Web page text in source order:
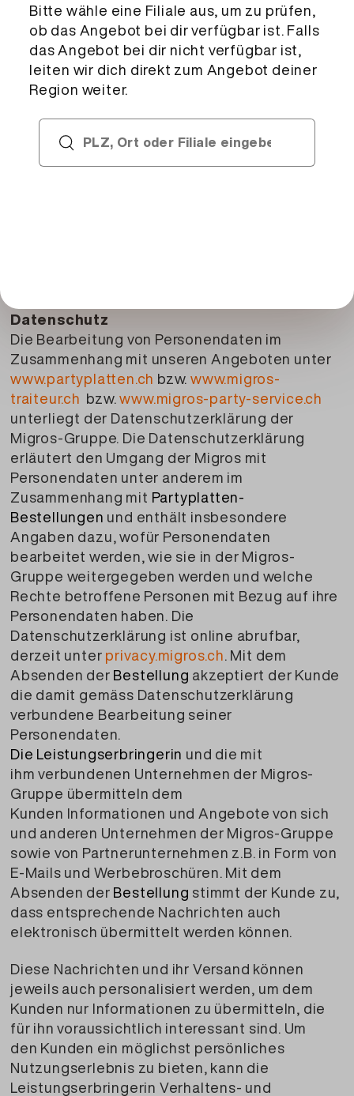
Mangel vorliegt, eine Preisminderung
vornehmen oder nach seiner Wahl vom Vertrag
zurücktreten.
Die Gewährleistung erstreckt sich nicht auf
natürliche Abnutzung, Feuchtigkeit, starke
Erwärmung oder unsachgemässe Behandlung
oder unsachgemässe Lagerung entstehen. In
Datenschutz
Die Bearbeitung von Personendaten im
Zusammenhang mit unseren Angeboten unter
www.partyplatten.ch bzw.www.migros-
traiteur.ch bzw.www.migros-party-service.ch
unterliegt der Datenschutzerklärung der
Migros-Gruppe. Die Datenschutzerklärung
erläutert den Umgang der Migros mit
Personendaten unter anderem im
Zusammenhang mit Partyplatten-
Bestellungen und enthält insbesondere
Angaben dazu, wofür Personendaten
bearbeitet werden, wie sie in der Migros-
Gruppe weitergegeben werden und welche
Rechte betroffene Personen mit Bezug auf ihre
Personendaten haben. Die
Datenschutzerklärung ist online abrufbar,
derzeit unter privacy.migros.ch . Mit dem
Absenden der Bestellung akzeptiert der Kunde
die damit gemäss Datenschutzerklärung
verbundene Bearbeitung seiner
Personendaten.
Die Leistungserbringerin und die mit
ihm verbundenen Unternehmen der Migros-
Gruppe übermitteln dem
Kunden Informationen und Angebote von sich
und anderen Unternehmen der Migros-Gruppe
sowie von Partnerunternehmen z.B. in Form von
E-Mails und Werbebroschüren. Mit dem
Absenden der Bestellung stimmt der Kunde zu,
dass entsprechende Nachrichten auch
elektronisch übermittelt werden können.
Diese Nachrichten und ihr Versand können
jeweils auch personalisiert werden, um dem
Kunden nur Informationen zu übermitteln, die
für ihn voraussichtlich interessant sind. Um
den Kunden ein möglichst persönliches
Nutzungserlebnis zu bieten, kann die
Leistungserbringerin Verhaltens- und